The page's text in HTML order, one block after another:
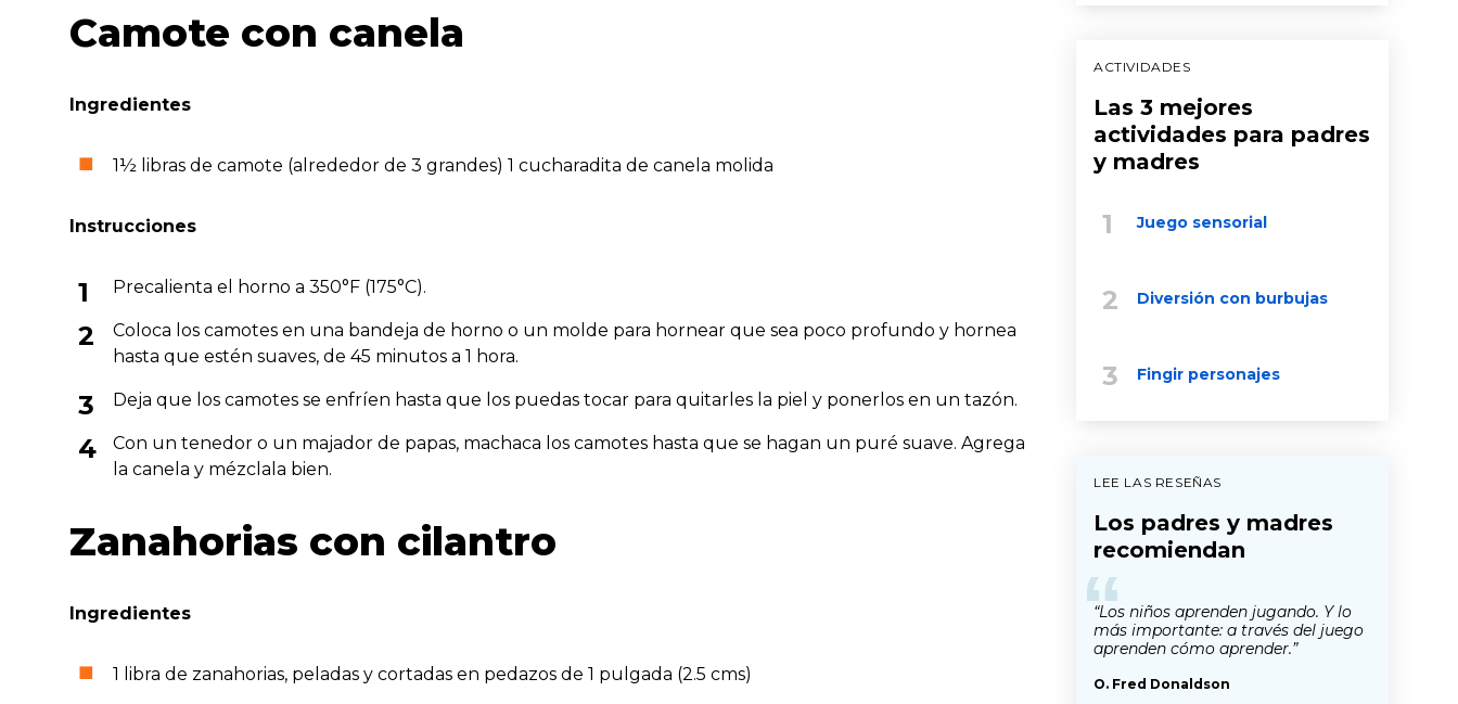
Camote con canela
Ingredientes
1½ libras de camote (alrededor de 3 grandes) 1 cucharadita de canela molida
Instrucciones
Precalienta el horno a 350°F (175°C).
Coloca los camotes en una bandeja de horno o un molde para hornear que sea poco profundo y hornea
hasta que estén suaves, de 45 minutos a 1 hora.
Deja que los camotes se enfríen hasta que los puedas tocar para quitarles la piel y ponerlos en un tazón.
Con un tenedor o un majador de papas, machaca los camotes hasta que se hagan un puré suave. Agrega
la canela y mézclala bien.
Zanahorias con cilantro
Ingredientes
1 libra de zanahorias, peladas y cortadas en pedazos de 1 pulgada (2.5 cms)
ACTIVIDADES
Las 3 mejores
actividades para padres
y madres
Juego sensorial
Diversión con burbujas
Fingir personajes
LEE LAS RESEÑAS
Los padres y madres
recomiendan
“
“Los niños aprenden jugando. Y lo
más importante: a través del juego
aprenden cómo aprender.”
O. Fred Donaldson